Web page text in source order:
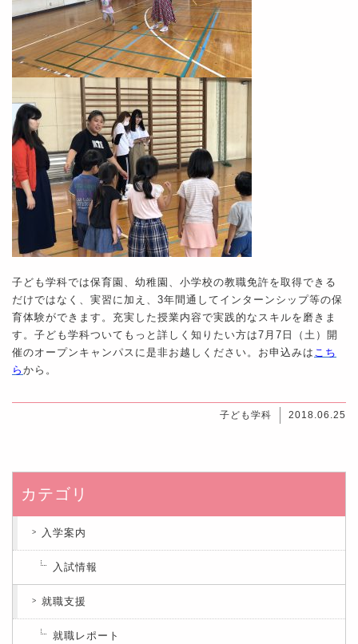
子ども学科では保育園、幼稚園、小学校の教職免許を取得できる
だけではなく、実習に加え、3年間通してインターンシップ等の保
育体験ができます。充実した授業内容で実践的なスキルを磨きま
す。子ども学科ついてもっと詳しく知りたい方は7月7日（土）開
催のオープンキャンパスに是非お越しください。お申込みは こち
ら から。
子ども学科 2018.06.25
カテゴリ
入学案内
入試情報
就職支援
就職レポート